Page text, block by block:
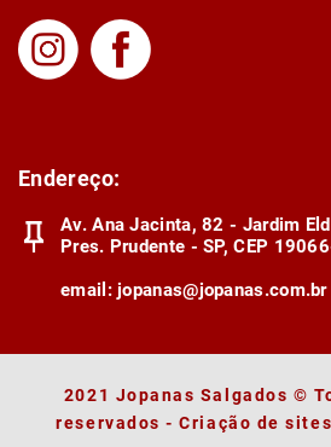
Endereço:
Av. Ana Jacinta, 82 - Jardim
Pres. Prudente - SP, CEP
email:jopanas@jopanas.com.br
2021 Jopanas Salgados ©
reservados - Criação de sites